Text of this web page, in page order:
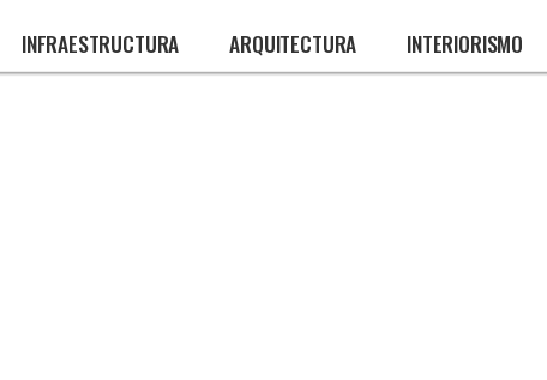
INFRAESTRUCTURA ARQUITECTURA INTERIORISMO